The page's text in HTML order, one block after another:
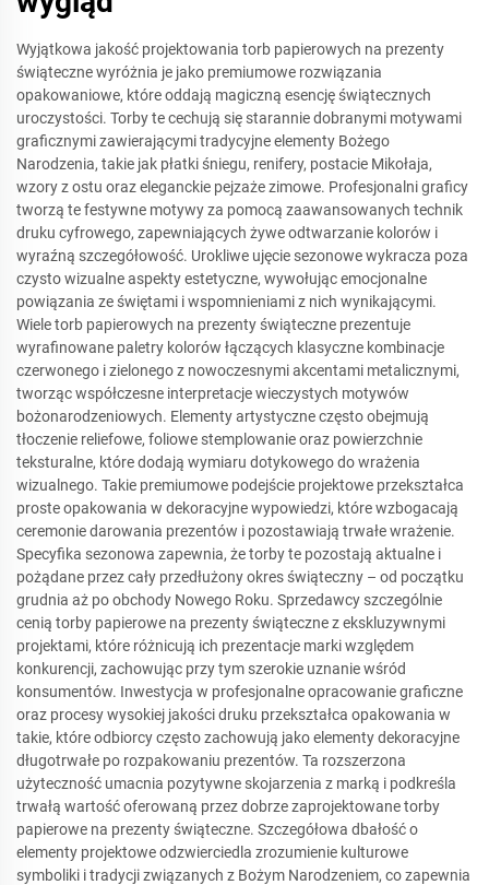
Wyjątkowa jakość projektowania torb papierowych na prezenty
świąteczne wyróżnia je jako premiumowe rozwiązania
opakowaniowe, które oddają magiczną esencję świątecznych
uroczystości. Torby te cechują się starannie dobranymi motywami
graficznymi zawierającymi tradycyjne elementy Bożego
Narodzenia, takie jak płatki śniegu, renifery, postacie Mikołaja,
wzory z ostu oraz eleganckie pejzaże zimowe. Profesjonalni graficy
tworzą te festywne motywy za pomocą zaawansowanych technik
druku cyfrowego, zapewniających żywe odtwarzanie kolorów i
wyraźną szczegółowość. Urokliwe ujęcie sezonowe wykracza poza
czysto wizualne aspekty estetyczne, wywołując emocjonalne
powiązania ze świętami i wspomnieniami z nich wynikającymi.
Wiele torb papierowych na prezenty świąteczne prezentuje
wyrafinowane paletry kolorów łączących klasyczne kombinacje
czerwonego i zielonego z nowoczesnymi akcentami metalicznymi,
tworząc współczesne interpretacje wieczystych motywów
bożonarodzeniowych. Elementy artystyczne często obejmują
tłoczenie reliefowe, foliowe stemplowanie oraz powierzchnie
teksturalne, które dodają wymiaru dotykowego do wrażenia
wizualnego. Takie premiumowe podejście projektowe przekształca
proste opakowania w dekoracyjne wypowiedzi, które wzbogacają
ceremonie darowania prezentów i pozostawiają trwałe wrażenie.
Specyfika sezonowa zapewnia, że torby te pozostają aktualne i
pożądane przez cały przedłużony okres świąteczny – od początku
grudnia aż po obchody Nowego Roku. Sprzedawcy szczególnie
cenią torby papierowe na prezenty świąteczne z ekskluzywnymi
projektami, które różnicują ich prezentacje marki względem
konkurencji, zachowując przy tym szerokie uznanie wśród
konsumentów. Inwestycja w profesjonalne opracowanie graficzne
oraz procesy wysokiej jakości druku przekształca opakowania w
takie, które odbiorcy często zachowują jako elementy dekoracyjne
długotrwałe po rozpakowaniu prezentów. Ta rozszerzona
użyteczność umacnia pozytywne skojarzenia z marką i podkreśla
trwałą wartość oferowaną przez dobrze zaprojektowane torby
papierowe na prezenty świąteczne. Szczegółowa dbałość o
elementy projektowe odzwierciedla zrozumienie kulturowe
symboliki i tradycji związanych z Bożym Narodzeniem, co zapewnia